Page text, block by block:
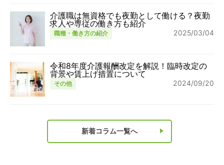
介護職は無資格でも夜勤として働ける？夜勤
求人や専従の働き方も紹介
職種・働き方の紹介 2025/03/04
令和8年度介護報酬改定を解説！臨時改定の
背景や賃上げ措置について
その他 2024/09/20
新着コラム一覧へ